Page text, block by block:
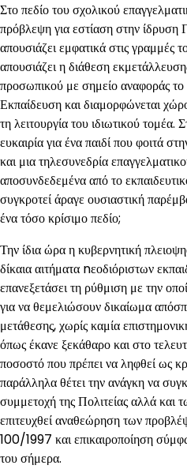
Στο πεδίο του σχολικού
πρόβλεψη για εστίαση στην
απουσιάζει εμφατικά στις γραμμές
απουσιάζει η διάθεση
προσωπικού με σημείο αναφοράς
Εκπαίδευση και διαμορφώνεται
τη λειτουργία του ιδιωτικού τομέα.
ευκαιρία για ένα παιδί που φοιτά
και μια τηλεσυνεδρία
αποσυνδεδεμένα από το
συγκροτεί άραγε ουσιαστική
ένα τόσο κρίσιμο πεδίο;
Την ίδια ώρα η κυβερνητική
δίκαια αιτήματα nεοδιόριστων
επανεξετάσει τη ρύθμιση με την
για να θεμελιώσουν δικαίωμα
μετάθεσης, χωρίς καμία
όπως έκανε ξεκάθαρο και στο
ποσοστό που πρέπει να ληφθεί ως
παράλληλα θέτει την ανάγκη να
συμμετοχή της Πολιτείας αλλά
επιτευχθεί αναθεώρηση των
100/1997 και επικαιροποίηση
του σήμερα.